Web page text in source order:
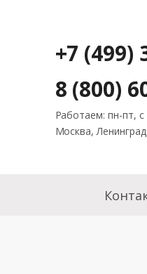
+7 (499)
8 (800)
Работаем: пн-пт, с
Москва,